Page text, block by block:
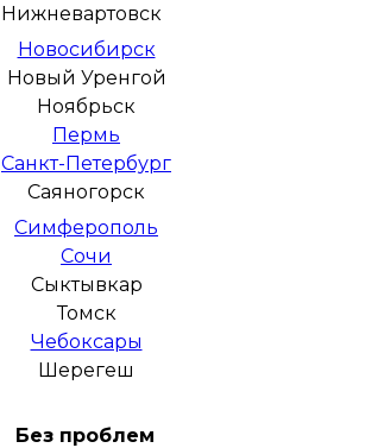
Нижневартовск
Новосибирск
Новый Уренгой
Ноябрьск
Пермь
Санкт-Петербург
Саяногорск
Симферополь
Сочи
Сыктывкар
Томск
Чебоксары
Шерегеш
Без проблем